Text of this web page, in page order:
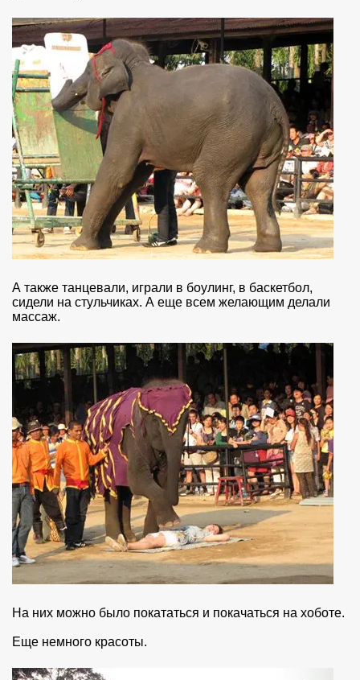
А также танцевали, играли в боулинг, в баскетбол,
сидели на стульчиках. А еще всем желающим делали
массаж.
На них можно было покататься и покачаться на хоботе.
Еще немного красоты.